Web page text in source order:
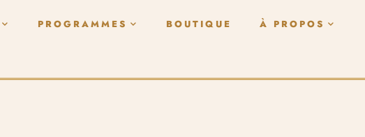
PROGRAMMES BOUTIQUE À PROPOS